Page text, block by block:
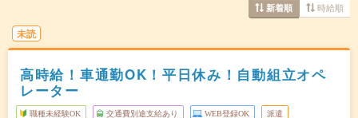
新着順 時給順
未読
高時給！車通勤OK！平日休み！自動組立オペ
レーター
職種未経験OK 交通費別途支給あり WEB登録OK 派遣